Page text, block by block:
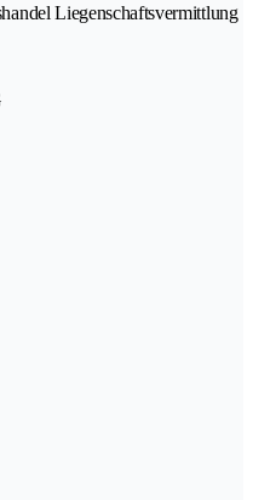
Liegenschaftsvermittlung